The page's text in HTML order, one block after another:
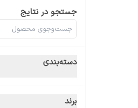
جستجو در نتایج
دسته‌بندی
برند